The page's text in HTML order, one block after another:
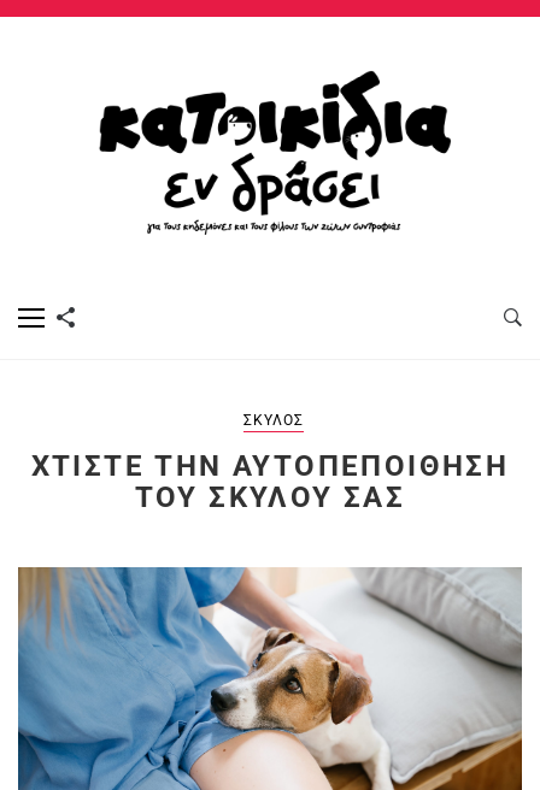
ΣΚΎΛΟΣ
ΧΤΊΣΤΕ ΤΗΝ ΑΥΤΟΠΕΠΟΊΘΗΣΗ
ΤΟΥ ΣΚΎΛΟΥ ΣΑΣ